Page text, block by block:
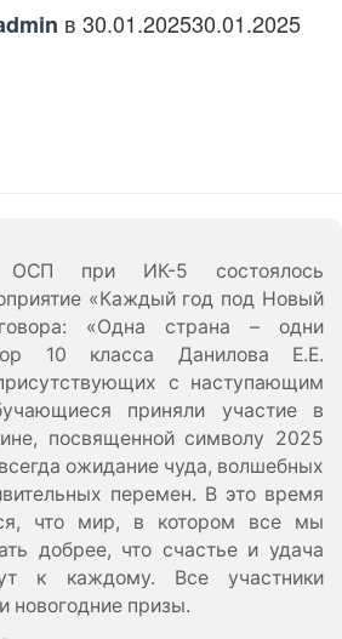
в 30.01.202530.01.2025
ОСП при ИК-5 состоялось
«Каждый год под Новый
«Одна страна – одни
10 класса Данилова Е.Е.
с наступающим
приняли участие в
посвященной символу 2025
ожидание чуда, волшебных
перемен. В это время
что мир, в котором все мы
добрее, что счастье и удача
к каждому. Все участники
новогодние призы.